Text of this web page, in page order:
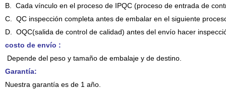
B.
Cada vínculo en el proceso de IPQC (proceso de entrada de
C.
QC inspección completa antes de embalar en el siguiente
D.
OQC(salida de control de calidad) antes del envío hacer
costo de envío :
Depende del peso y tamaño de embalaje y de destino.
Garantía:
Nuestra garantía es de 1 año.